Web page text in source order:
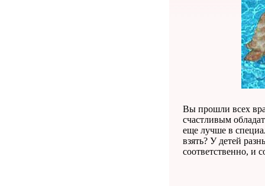
Вы прошли всех
счастливым
еще лучше в
взять? У детей
соответственно, и